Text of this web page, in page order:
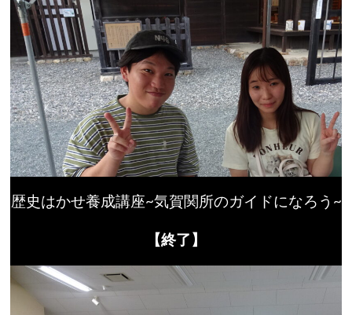
歴史はかせ養成講座~気賀関所のガイドになろう~
【終了】